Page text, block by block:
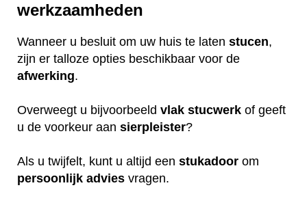
werkzaamheden
Wanneer u besluit om uw huis te laten stucen,
zijn er talloze opties beschikbaar voor de
afwerking.
Overweegt u bijvoorbeeld vlak stucwerk of geeft
u de voorkeur aan sierpleister?
Als u twijfelt, kunt u altijd een stukadoor om
persoonlijk advies vragen.